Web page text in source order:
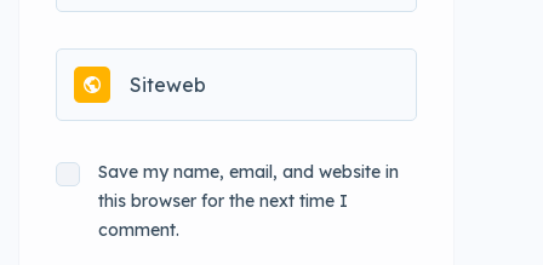
Save my name, email, and website in
this browser for the next time I
comment.